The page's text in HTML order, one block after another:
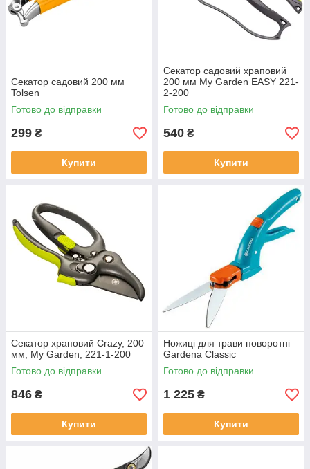
Секатор садовий 200 мм
Tolsen
Готово до відправки
299 ₴
Купити
Секатор садовий храповий
200 мм My Garden EASY 221-
2-200
Готово до відправки
540 ₴
Купити
Секатор храповий Crazy, 200
мм, My Garden, 221-1-200
Готово до відправки
846 ₴
Купити
Ножиці для трави поворотні
Gardena Classic
Готово до відправки
1 225 ₴
Купити